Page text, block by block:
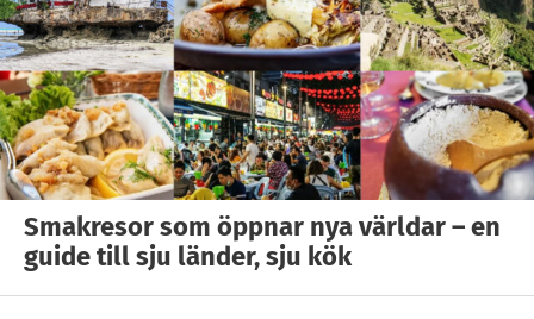
Smakresor som öppnar nya världar – en
guide till sju länder, sju kök